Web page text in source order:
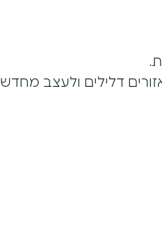
דלילים ולעצב מחדש